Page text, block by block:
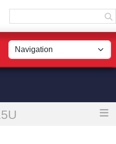
sélection Interligues 15U